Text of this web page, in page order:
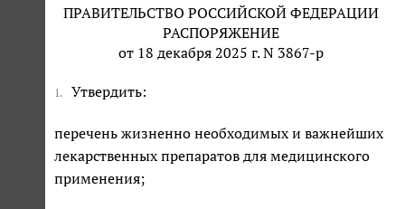
ПРАВИТЕЛЬСТВО РОССИЙСКОЙ ФЕДЕРАЦИИ
РАСПОРЯЖЕНИЕ
от 18 декабря 2025 г. N 3867-р
1. Утвердить:
перечень жизненно необходимых и важнейших
лекарственных препаратов для медицинского
применения;